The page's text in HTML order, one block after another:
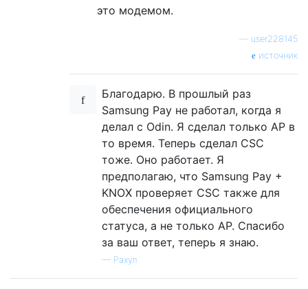
это модемом.
user228145
источник
Благодарю. В прошлый раз
Samsung Pay не работал, когда я
делал с Odin. Я сделал только AP в
то время. Теперь сделал CSC
тоже. Оно работает. Я
предполагаю, что Samsung Pay +
KNOX проверяет CSC также для
обеспечения официального
статуса, а не только AP. Спасибо
за ваш ответ, теперь я знаю.
— Рахул